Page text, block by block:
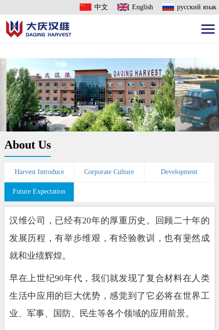
中文 English русский язык
About Us
Harvest Introduce Corporate Culture Development
Future Expectation
汉维公司，已经有20年的厚重历史。回顾二十年的
发展历程，有举步维艰，有经验教训，也有斐然成
就和业绩辉煌。
早在上世纪90年代，我们就发现了复合材料在人类
生活中应用的巨大优势，感觉到了它必将在世界工
业、军事、国防、民生等各个领域的应用前景。